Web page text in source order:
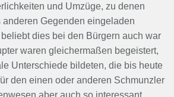
und Umzüge, zu denen
Gegenden eingeladen
dies bei den Bürgern auch war
waren gleichermaßen begeistert,
Unterschiede bildeten, die bis heute
den einen oder anderen Schmunzler
aber auch so interessant